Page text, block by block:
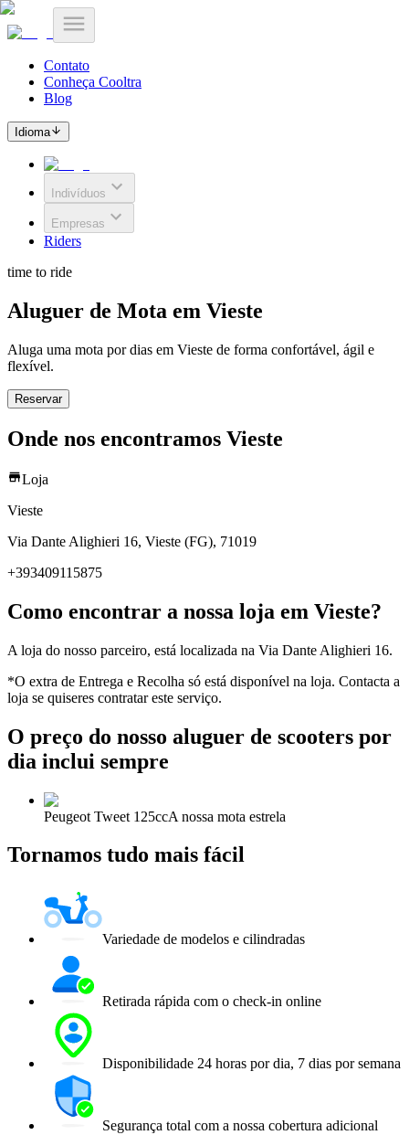
Contato
Conheça Cooltra
Blog
Idioma
Indivíduos
Empresas
Riders
time to ride
Aluguer de Mota em Vieste
Aluga uma mota por dias em Vieste de forma confortável, ágil e
flexível.
Reservar
Onde nos encontramos Vieste
Loja
Vieste
Via Dante Alighieri 16, Vieste (FG), 71019
+393409115875
Como encontrar a nossa loja em Vieste?
A loja do nosso parceiro, está localizada na Via Dante Alighieri 16.
*O extra de Entrega e Recolha só está disponível na loja. Contacta a
loja se quiseres contratar este serviço.
O preço do nosso aluguer de scooters por
dia inclui sempre
Peugeot Tweet 125ccA nossa mota estrela
Tornamos tudo mais fácil
Variedade de modelos e cilindradas
Retirada rápida com o check-in online
Disponibilidade 24 horas por dia, 7 dias por semana
Segurança total com a nossa cobertura adicional